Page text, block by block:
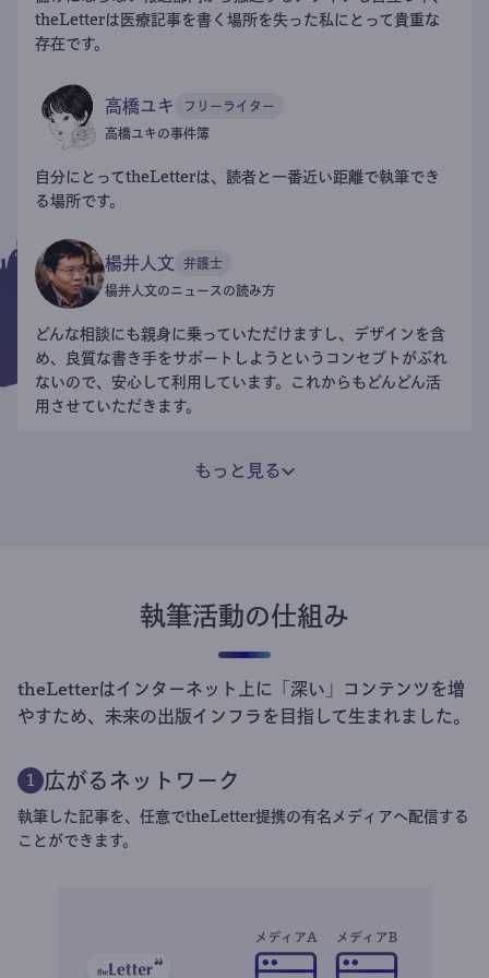
theLetterは医療記事を書く場所を失った私にとって貴重な
存在です。
高橋ユキ フリーライター
高橋ユキの事件簿
自分にとってtheLetterは、読者と一番近い距離で執筆でき
る場所です。
楊井人文 弁護士
楊井人文のニュースの読み方
どんな相談にも親身に乗っていただけますし、デザインを含
め、良質な書き手をサポートしようというコンセプトがぶれ
ないので、安心して利用しています。これからもどんどん活
用させていただきます。
もっと見る
執筆活動の仕組み
theLetterはインターネット上に「深い」コンテンツを増
やすため、未来の出版インフラを目指して生まれました。
1 広がるネットワーク
執筆した記事を、任意でtheLetter提携の有名メディアへ配信する
ことができます。